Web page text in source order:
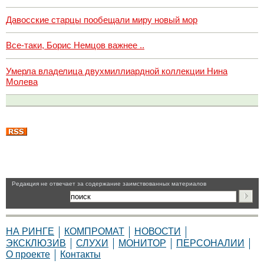
Давосские старцы пообещали миру новый мор
Все-таки, Борис Немцов важнее ..
Умерла владелица двухмиллиардной коллекции Нина
Молева
Pедакция не отвечает за содержание заимствованных материалов
НА РИНГЕ КОМПРОМАТ
НОВОСТИ
ЭКСКЛЮЗИВ
СЛУХИ МОНИТОР
ПЕРСОНАЛИИ
О проекте
Контакты